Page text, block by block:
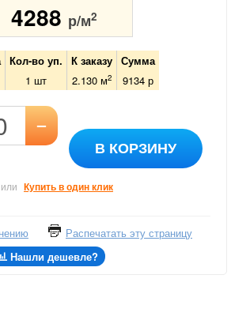
4288 р/м2
Кол-во уп. К заказу
Сумма
1 шт 2.130м2 9134р
–
В КОРЗИНУ
или Купить в один клик
Распечатать эту страницу
Нашли дешевле?